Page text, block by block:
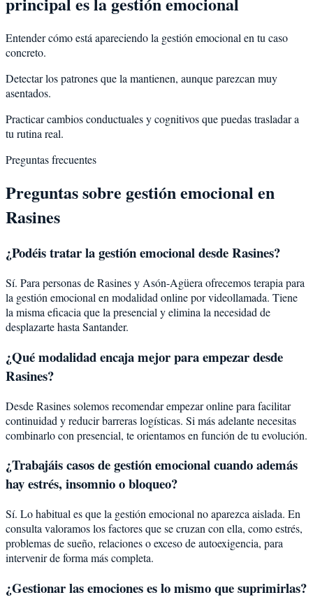
Entender cómo está apareciendo la gestión emocional en tu caso
concreto.
Detectar los patrones que la mantienen, aunque parezcan muy
asentados.
Practicar cambios conductuales y cognitivos que puedas trasladar a
tu rutina real.
Preguntas frecuentes
Preguntas sobre gestión emocional en
Rasines
¿Podéis tratar lagestión emocionaldesdeRasines?
Sí. Para personas de Rasines y Asón-Agüera ofrecemos terapia para
la gestión emocional en modalidad online por videollamada. Tiene
la misma eficacia que la presencial y elimina la necesidad de
desplazarte hasta Santander.
¿Qué modalidad encaja mejor para empezar desde
Rasines?
Desde Rasines solemos recomendar empezar online para facilitar
continuidad y reducir barreras logísticas. Si más adelante necesitas
combinarlo con presencial, te orientamos en función de tu evolución.
¿Trabajáis casos de gestión emocional cuando además
hay estrés, insomnio o bloqueo?
Sí. Lo habitual es que la gestión emocional no aparezca aislada. En
consulta valoramos los factores que se cruzan con ella, como estrés,
problemas de sueño, relaciones o exceso de autoexigencia, para
intervenir de forma más completa.
¿Gestionar las emociones es lo mismo que suprimirlas?